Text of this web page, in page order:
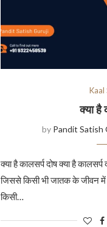
Kaal
क्या है
by Pandit Satish
क्या है कालसर्प दोष क्या है
जिससे किसी भी जातक के जीवन
किसी…